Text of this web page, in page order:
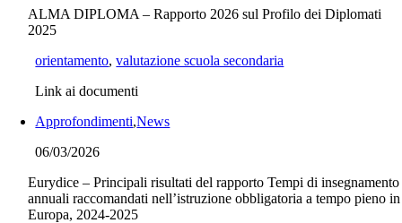
ALMA DIPLOMA – Rapporto 2026 sul Profilo dei Diplomati
2025
orientamento,valutazione scuola secondaria
Link ai documenti
Approfondimenti,News
06/03/2026
Eurydice – Principali risultati del rapporto Tempi di insegnamento
annuali raccomandati nell’istruzione obbligatoria a tempo pieno in
Europa, 2024-2025